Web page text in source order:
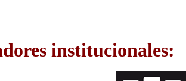
institucionales: